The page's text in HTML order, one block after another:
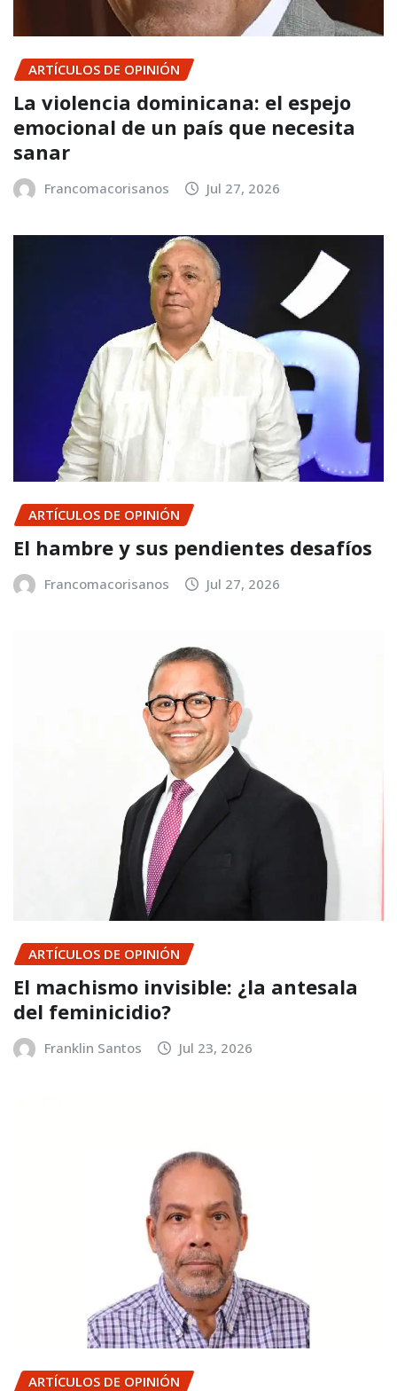
ARTÍCULOS DE OPINIÓN
La violencia dominicana: el espejo
emocional de un país que necesita
sanar
Francomacorisanos Jul 27, 2026
ARTÍCULOS DE OPINIÓN
El hambre y sus pendientes desafíos
Francomacorisanos Jul 27, 2026
ARTÍCULOS DE OPINIÓN
El machismo invisible: ¿la antesala
del feminicidio?
Franklin Santos Jul 23, 2026
ARTÍCULOS DE OPINIÓN